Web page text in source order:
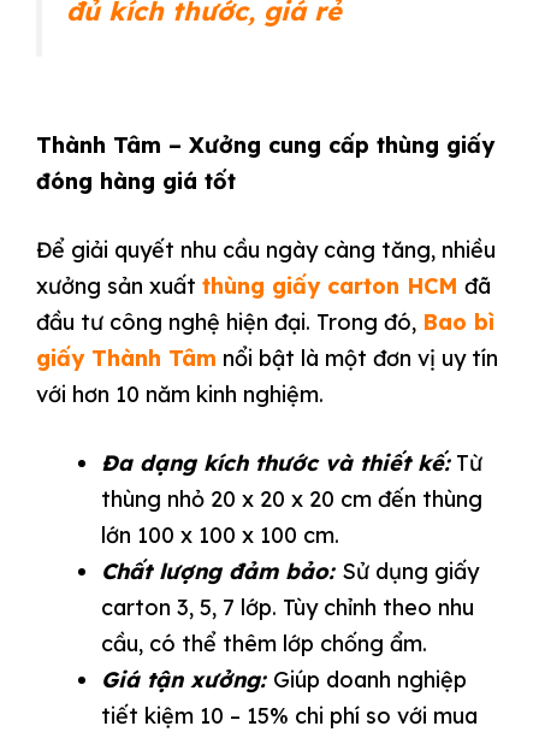
đủ kích thước, giá rẻ
Thành Tâm – Xưởng cung cấp thùng giấy
đóng hàng giá tốt
Để giải quyết nhu cầu ngày càng tăng, nhiều
xưởng sản xuất thùng giấy carton HCM đã
đầu tư công nghệ hiện đại. Trong đó, Bao bì
giấy Thành Tâm nổi bật là một đơn vị uy tín
với hơn 10 năm kinh nghiệm.
Đa dạng kích thước và thiết kế:Từ
thùng nhỏ 20 x 20 x 20 cm đến thùng
lớn 100 x 100 x 100 cm.
Chất lượng đảm bảo: Sử dụng giấy
carton 3, 5, 7 lớp. Tùy chỉnh theo nhu
cầu, có thể thêm lớp chống ẩm.
Giá tận xưởng: Giúp doanh nghiệp
tiết kiệm 10 – 15% chi phí so với mua